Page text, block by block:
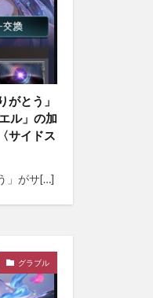
がとう」
ル」の加
サイドス
」がサ[…]
グラブル